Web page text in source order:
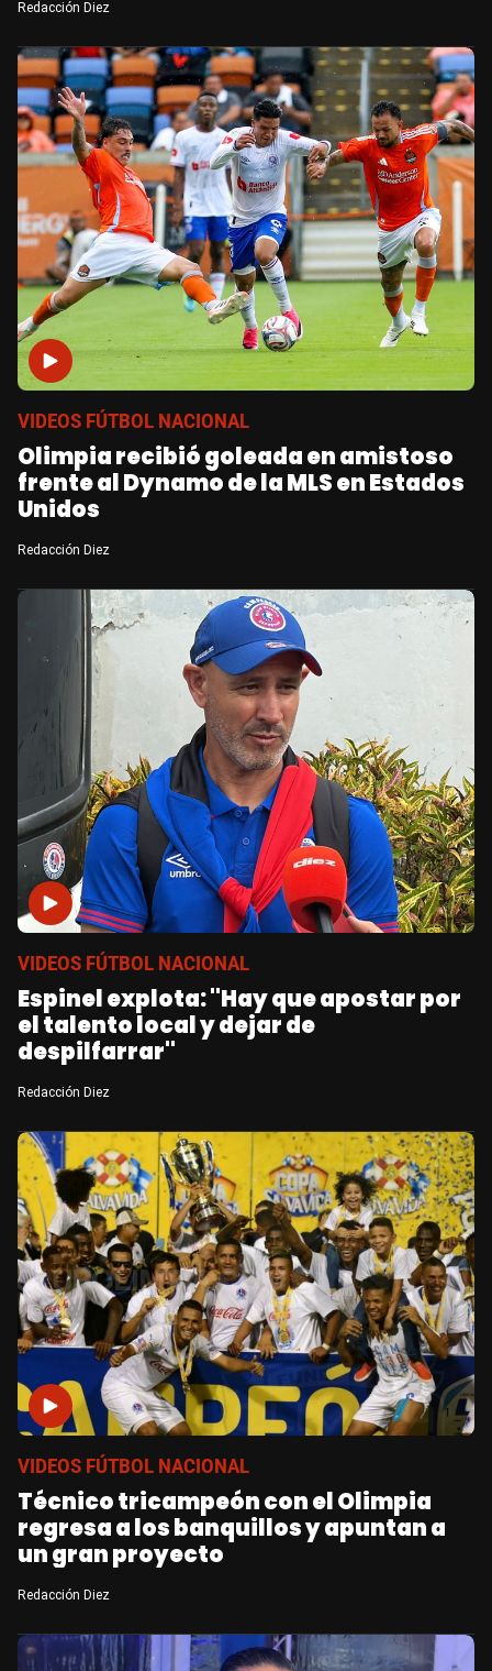
Redacción Diez
VIDEOS FÚTBOL NACIONAL
Olimpia recibió goleada en amistoso
frente al Dynamo de la MLS en Estados
Unidos
Redacción Diez
VIDEOS FÚTBOL NACIONAL
Espinel explota: "Hay que apostar por
el talento local y dejar de
despilfarrar"
Redacción Diez
VIDEOS FÚTBOL NACIONAL
Técnico tricampeón con el Olimpia
regresa a los banquillos y apuntan a
un gran proyecto
Redacción Diez